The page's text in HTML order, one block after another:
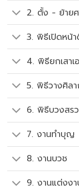
2. ตั้ง - ย้าย
3. พิธีเปิดหน้
4. พิธียกเสาเ
5. พิธีวางศิล
6. พิธีบวงสร
7. งานทำบุญ
8. งานบวช
9. งานแต่งง